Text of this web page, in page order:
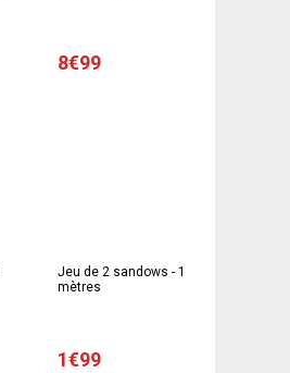
8€99
Jeu de 2 sandows - 1
mètres
1€99